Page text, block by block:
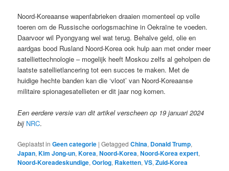
Noord-Koreaanse wapenfabrieken draaien momenteel op volle
toeren om de Russische oorlogsmachine in Oekraïne te voeden.
Daarvoor wil Pyongyang wel wat terug. Behalve geld, olie en
aardgas bood Rusland Noord-Korea ook hulp aan met onder meer
satelliettechnologie – mogelijk heeft Moskou zelfs al geholpen de
laatste satellietlancering tot een succes te maken. Met de
huidige hechte banden kan die ‘vloot’ van Noord-Koreaanse
militaire spionagesatellieten er dit jaar nog komen.
Een eerdere versie van dit artikel verscheen op 19 januari 2024
bij NRC.
Geplaatst in Geen categorie |Getagged China, Donald Trump,
Japan,Kim Jong-un,Korea,Noord-Korea,Noord-Korea expert,
Noord-Koreadeskundige,Oorlog, Raketten,VS,Zuid-Korea